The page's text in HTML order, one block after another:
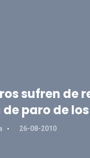
sufren de
paro de
26-08-2010